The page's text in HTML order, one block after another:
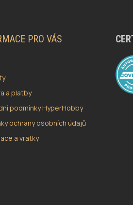
PRO VÁS
a platby
podmínky HyperHobby
ochrany osobních údajů
a vratky